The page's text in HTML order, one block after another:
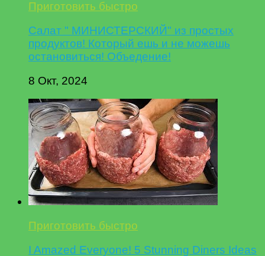
Приготовить быстро
Салат " МИНИСТЕРСКИЙ" из простых
продуктов! Который ешь и не можешь
остановиться! Объедение!
8 Окт, 2024
Приготовить быстро
I Amazed Everyone! 5 Stunning Diners Ideas